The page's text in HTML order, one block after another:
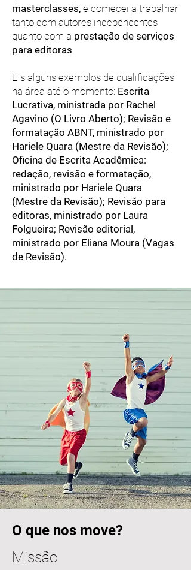
masterclasses, e comecei a trabalhar
tanto com autores independentes
quanto com a prestação de serviços
para editoras.
Eis alguns exemplos de qualificações
na área até o momento: Escrita
Lucrativa, ministrada por Rachel
Agavino (O Livro Aberto); Revisão e
formatação ABNT, ministrado por
Hariele Quara (Mestre da Revisão);
Oficina de Escrita Acadêmica:
redação, revisão e formatação,
ministrado por Hariele Quara
(Mestre da Revisão); Revisão para
editoras, ministrado por Laura
Folgueira; Revisão editorial,
ministrado por Eliana Moura (Vagas
de Revisão).
O que nos move?
Missão